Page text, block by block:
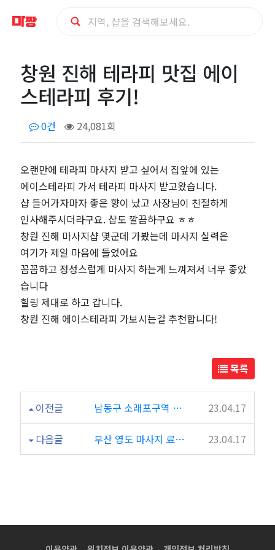
창
원
진
해
테
라
피
맛
집
에
기!
창원 진해 테라피 맛집 에이
스테라피 후기!
0건 24,081회
오랜만에 테라피 마사지 받고 싶어서 집앞에 있는
에이스테라피 가서 테라피 마사지 받고왔습니다.
샵 들어가자마자 좋은 향이 났고 사장님이 친절하게
인사해주시더라구요. 샵도 깔끔하구요 ㅎㅎ
창원 진해 마사지샵 몇군데 가봤는데 마사지 실력은
여기가 제일 마음에 들었어요
꼼꼼하고 정성스럽게 마사지 하는게 느껴져서 너무 좋았
습니다
힐링 제대로 하고 갑니다.
창원 진해 에이스테라피 가보시는걸 추천합니다!
목록
이전글 남동구 소래포구역 마사지샵 365테라피 추천이요~ 23.04.17
다음글 부산 영도 마사지 료칸타이 다녀왔네요 ㅎㅎ 역시 좋아요 23.04.17